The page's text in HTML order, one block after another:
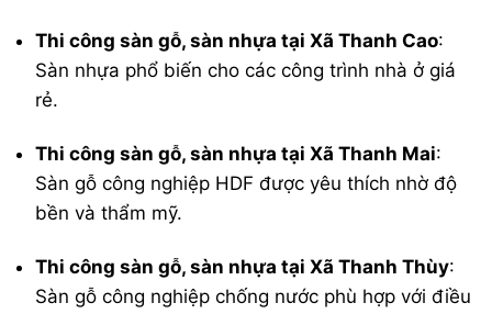
Thi công sàn gỗ, sàn nhựa tại Xã Thanh Cao:
Sàn nhựa phổ biến cho các công trình nhà ở giá
rẻ.
Thi công sàn gỗ, sàn nhựa tại Xã Thanh Mai:
Sàn gỗ công nghiệp HDF được yêu thích nhờ độ
bền và thẩm mỹ.
Thi công sàn gỗ, sàn nhựa tại Xã Thanh Thùy:
Sàn gỗ công nghiệp chống nước phù hợp với điều